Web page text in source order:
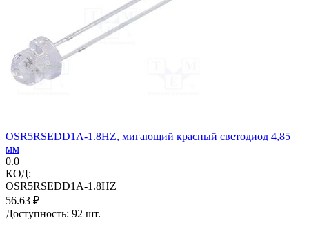
OSR5RSEDD1A-1.8HZ, мигающий красный светодиод 4,85
мм
0.0
КОД:
OSR5RSEDD1A-1.8HZ
56.63 ₽
Доступность: 92 шт.